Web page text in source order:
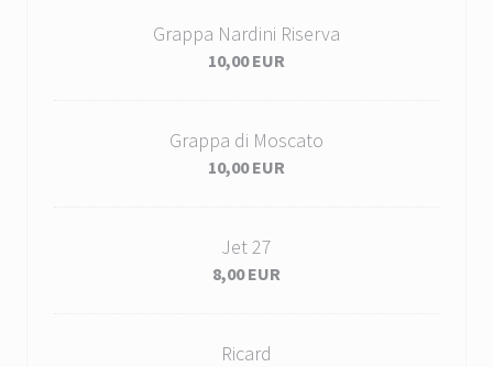
Grappa Nardini Riserva
10,00 EUR
Grappa di Moscato
10,00 EUR
Jet 27
8,00 EUR
Ricard